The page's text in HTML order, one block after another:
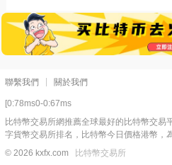
聯繫我們 關於我們
[0:78ms0-0:67ms
比特幣交易所網推薦全球最好的比特幣交易
字貨幣交易所排名，比特幣今日價格港幣，
© 2026 kxfx.com
比特幣交易所